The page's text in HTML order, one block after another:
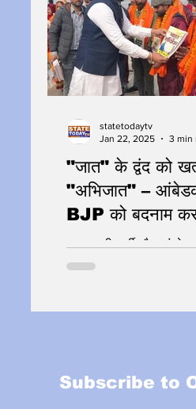
"जात" के द्वंद को
"अभिजात" –
BJP को बदनाम
साजिश पर करार
समाजवादी पार्टी और
लिए पर्चे और होर्डिंग
statetodaytv
Jan 22, 2025
3 min
Subscribe to